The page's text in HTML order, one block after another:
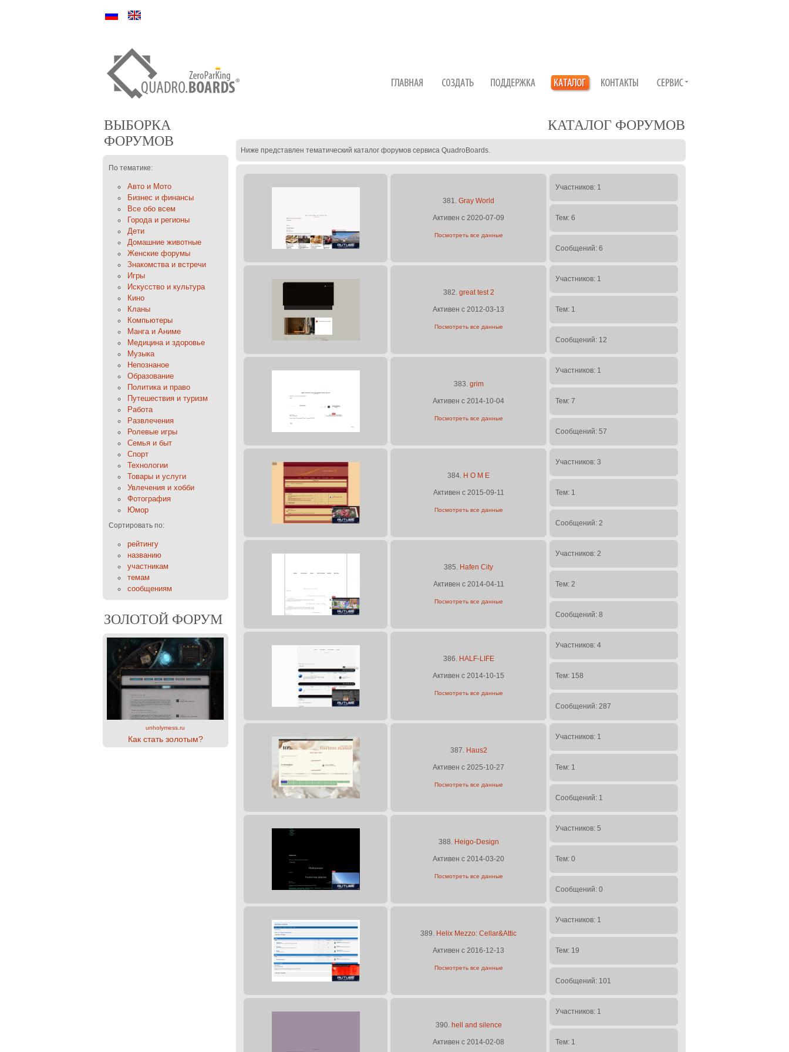
Ру En
ВЫБОРКА
ФОРУМОВ
По тематике:
Авто и Мото
Бизнес и финансы
Все обо всем
Города и регионы
Дети
Домашние животные
Женские форумы
Знакомства и встречи
Игры
Искусство и культура
Кино
Кланы
Компьютеры
Манга и Аниме
Медицина и здоровье
Музыка
Непознаное
Образование
Политика и право
Путешествия и туризм
Работа
Развлечения
Ролевые игры
Семья и быт
Спорт
Технологии
Товары и услуги
Увлечения и хобби
Фотография
Юмор
Сортировать по:
рейтингу
названию
участникам
темам
сообщениям
ЗОЛОТОЙ ФОРУМ
unholymess.ru
Как стать золотым?
КАТАЛОГ ФОРУМОВ
Ниже представлен тематический каталог форумов сервиса QuadroBoards.
381. Gray World
Активен с 2020-07-09
Посмотреть все данные
Участников: 1
Тем: 6
Сообщений: 6
382. great test 2
Активен с 2012-03-13
Посмотреть все данные
Участников: 1
Тем: 1
Сообщений: 12
383. grim
Активен с 2014-10-04
Посмотреть все данные
Участников: 1
Тем: 7
Сообщений: 57
384. H O M E
Активен с 2015-09-11
Посмотреть все данные
Участников: 3
Тем: 1
Сообщений: 2
385. Hafen City
Активен с 2014-04-11
Посмотреть все данные
Участников: 2
Тем: 2
Сообщений: 8
386. HALF-LIFE
Активен с 2014-10-15
Посмотреть все данные
Участников: 4
Тем: 158
Сообщений: 287
387. Haus2
Активен с 2025-10-27
Посмотреть все данные
Участников: 1
Тем: 1
Сообщений: 1
388. Heigo-Design
Активен с 2014-03-20
Посмотреть все данные
Участников: 5
Тем: 0
Сообщений: 0
389. Helix Mezzo: Cellar&Attic
Активен с 2016-12-13
Посмотреть все данные
Участников: 1
Тем: 19
Сообщений: 101
390. hell and silence
Активен с 2014-02-08
Участников: 1
Тем: 1